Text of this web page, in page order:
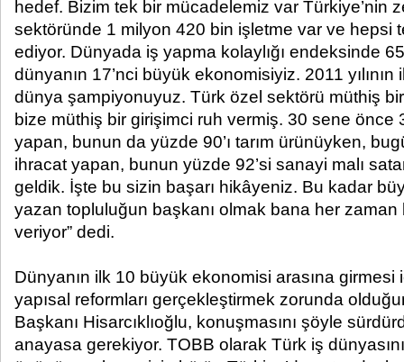
hedef. Bizim tek bir mücadelemiz var Türkiye’nin
sektöründe 1 milyon 420 bin işletme var ve hepsi
ediyor. Dünyada iş yapma kolaylığı endeksinde
dünyanın 17’nci büyük ekonomisiyiz. 2011
dünya şampiyonuyuz. Türk özel sektörü müthiş bir
bize müthiş bir girişimci ruh vermiş. 30 sene önce
yapan, bunun da yüzde 90’ı tarım ürünüyken,
ihracat yapan, bunun yüzde 92’si sanayi malı
geldik. İşte bu sizin başarı hikâyeniz. Bu kadar
yazan topluluğun başkanı olmak bana her
veriyor” dedi.
Dünyanın ilk 10 büyük ekonomisi arasına girmesi
yapısal reformları gerçekleştirmek zorunda
Başkanı Hisarcıklıoğlu, konuşmasını şöyle
anayasa gerekiyor. TOBB olarak Türk iş